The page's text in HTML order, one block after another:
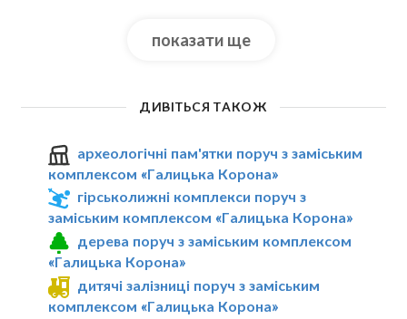
показати ще
ДИВІТЬСЯ ТАКОЖ
археологічні пам'ятки поруч з заміським
комплексом «Галицька Корона»
гірськолижні комплекси поруч з
заміським комплексом «Галицька Корона»
дерева поруч з заміським комплексом
«Галицька Корона»
дитячі залізниці поруч з заміським
комплексом «Галицька Корона»